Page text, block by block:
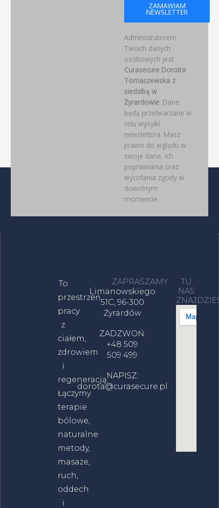
ZAMAWIAM
NEWSLETTER
Administratorem
Twoich danych
osobowych jest
Curasecure Dorotra
Tomaszewska z
siedzibą w
Żyrardowie. Dane
będą przetwarzane w
celu wysyłki
newslettera. Masz
prawo do wglądu w
swoje dane, ich
poprawiania oraz
wycofania zgody w
dowolnym
momencie.
To
przestrzeń
pracy
z
ciałem,
zdrowiem
i
regeneracją.
Łączymy
terapie
bólowe,
naturalne
metody,
masaże,
ruch,
oddech
i
ZAPRASZAMY
Limanowskiego
51C, 96-300
Żyrardów
ZADZWOŃ:
+48 509
509 499
NAPISZ:
dorota@curasecure.pl
TU
NAS